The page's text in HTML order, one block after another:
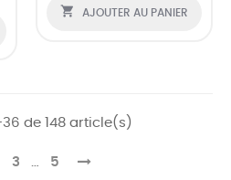
 AJOUTER AU PANIER
de 148 article(s)
3 … 5